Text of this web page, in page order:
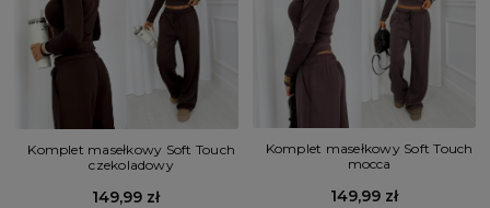
Komplet masełkowy Soft Touch
czekoladowy
149,99 zł
Komplet masełkowy Soft Touch
mocca
149,99 zł